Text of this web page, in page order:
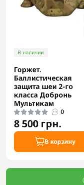
В наличии
Горжет.
Баллистическая
защита шеи 2-го
класса Добронь
Мультикам
0
8 500 грн.
В корзину